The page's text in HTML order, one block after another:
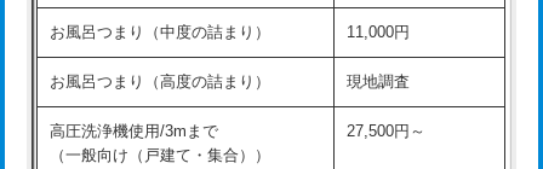
式）)
交換・取付(混合水栓（壁付・デッキ
式・ワンホール）)
16,500円+材料費
交換・取付(排水栓・排水トラップ
（P/S/ポップアップ））
22,000円+材料費
お風呂つまり（中度の詰まり） 11,000円
お風呂つまり（高度の詰まり） 現地調査
高圧洗浄機使用/3mまで
（一般向け（戸建て・集合））
27,500円～